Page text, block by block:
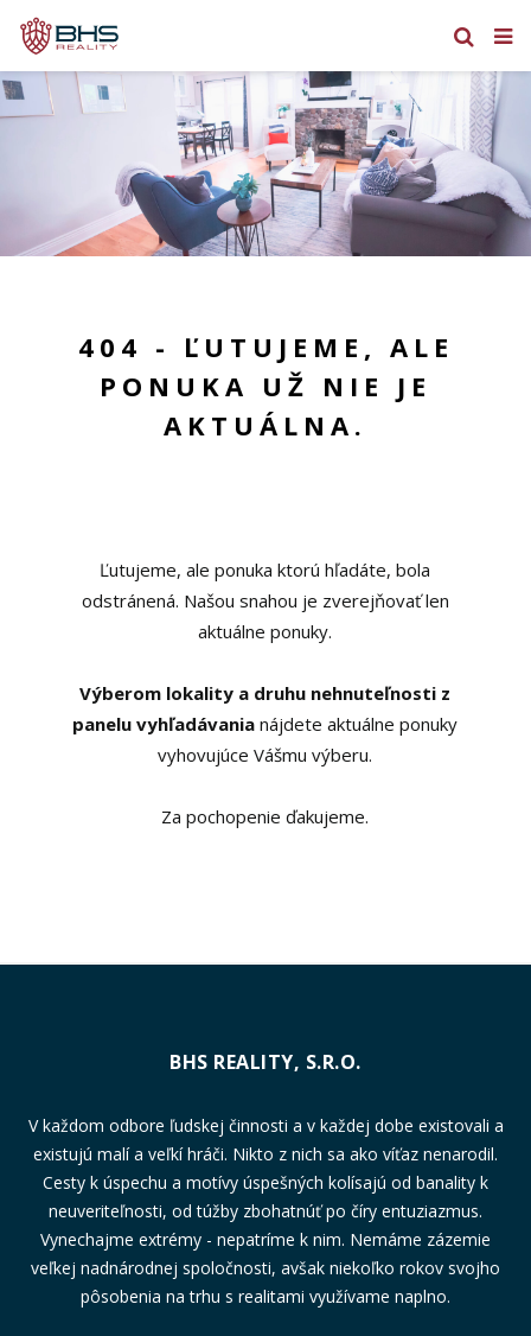
404 - ĽUTUJEME, ALE
PONUKA UŽ NIE JE
AKTUÁLNA.
Ľutujeme, ale ponuka ktorú hľadáte, bola
odstránená. Našou snahou je zverejňovať len
aktuálne ponuky.
Výberom lokality a druhu nehnuteľnosti z
panelu vyhľadávania nájdete aktuálne ponuky
vyhovujúce Vášmu výberu.
Za pochopenie ďakujeme.
BHS REALITY, S.R.O.
V každom odbore ľudskej činnosti a v každej dobe existovali a
existujú malí a veľkí hráči. Nikto z nich sa ako víťaz nenarodil.
Cesty k úspechu a motívy úspešných kolísajú od banality k
neuveriteľnosti, od túžby zbohatnúť po číry entuziazmus.
Vynechajme extrémy - nepatríme k nim. Nemáme zázemie
veľkej nadnárodnej spoločnosti, avšak niekoľko rokov svojho
pôsobenia na trhu s realitami využívame naplno.